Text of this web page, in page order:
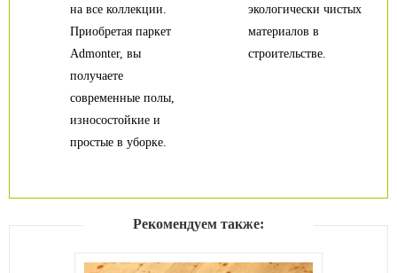
экологически чистых
материалов в
строительстве.
на все коллекции.
Приобретая паркет
Admonter, вы
получаете
современные полы,
износостойкие и
простые в уборке.
Рекомендуем также: